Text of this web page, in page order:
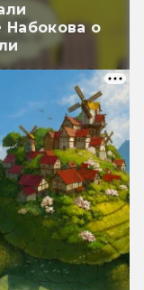
Набокова о